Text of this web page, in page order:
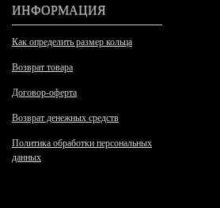
ИНФОРМАЦИЯ
Как определить размер кольца
Возврат товара
Договор-оферта
Возврат денежных средств
Политика обработки персональных
данных